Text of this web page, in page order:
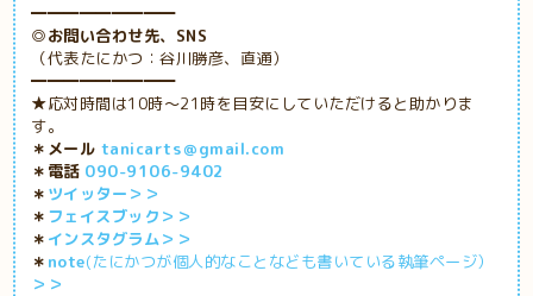
━━━━━━━━━
◎お問い合わせ先、SNS
（代表たにかつ：谷川勝彦、直通）
━━━━━━━━━
★応対時間は10時～21時を目安にしていただけると助かりま
す。
＊メール tanicarts＠gmail.com
＊電話 090-9106-9402
＊ ツイッター＞＞
＊ フェイスブック＞＞
＊ インスタグラム＞＞
＊ note(たにかつが個人的なことなども書いている執筆ページ）
＞＞